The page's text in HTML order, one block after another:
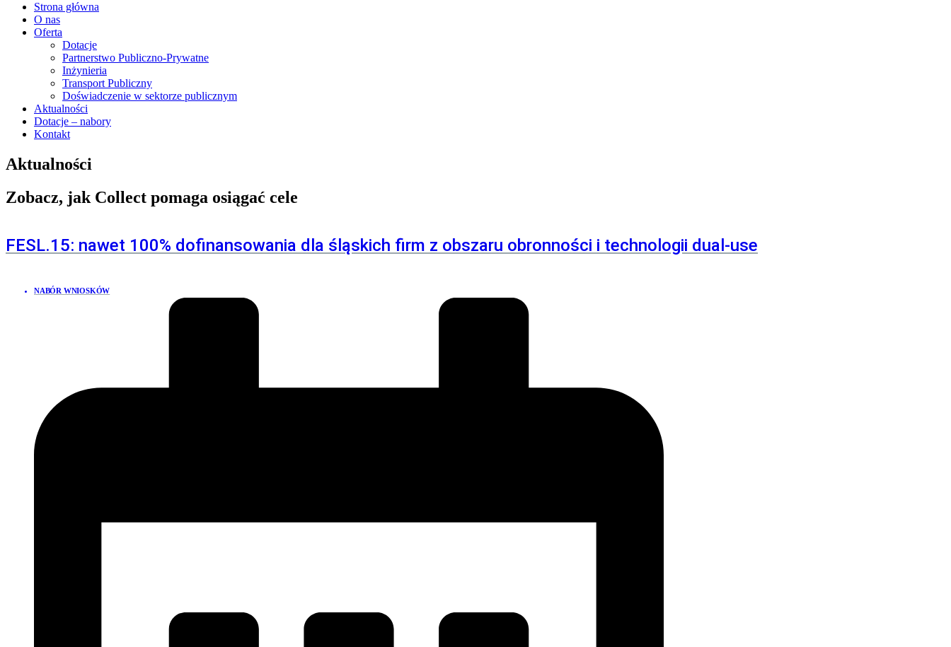
Strona główna
O nas
Oferta
Dotacje
Partnerstwo Publiczno-Prywatne
Inżynieria
Transport Publiczny
Doświadczenie w sektorze publicznym
Aktualności
Dotacje – nabory
Kontakt
Aktualności
Zobacz, jak Collect pomaga osiągać cele
FESL.15: nawet 100% dofinansowania dla śląskich firm z obszaru obronności i technologii dual‑use
NABÓR WNIOSKÓW